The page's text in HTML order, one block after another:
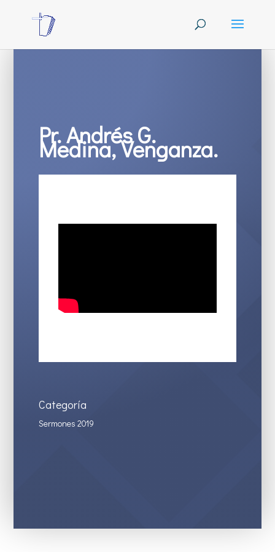
Pr. Andrés G.
Medina, Venganza.
Categoría
Sermones 2019